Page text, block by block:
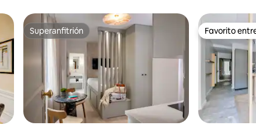
Superanfitrión
Superanfitrión Favorito
Favorito